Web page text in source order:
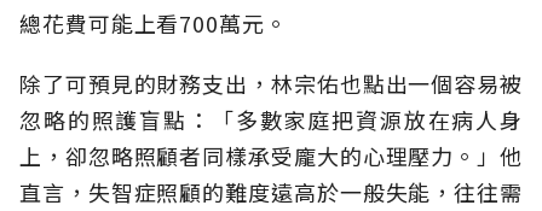
總花費可能上看700萬元。
除了可預見的財務支出，林宗佑也點出一個容易被
忽略的照護盲點：「多數家庭把資源放在病人身
上，卻忽略照顧者同樣承受龐大的心理壓力。」他
直言，失智症照顧的難度遠高於一般失能，往往需